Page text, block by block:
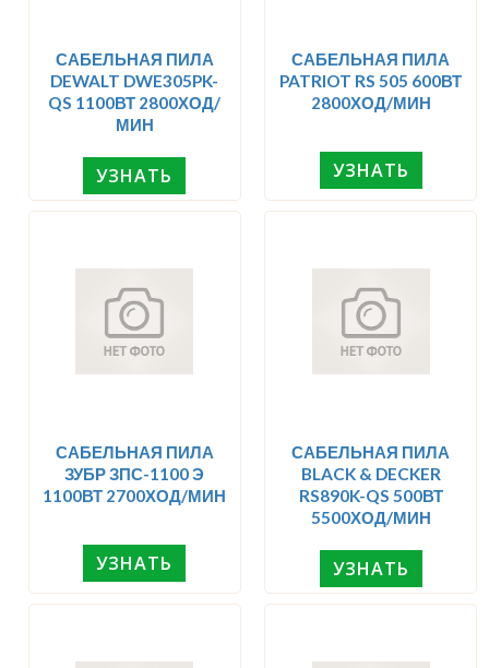
САБЕЛЬНАЯ ПИЛА
DEWALT DWE305PK-
QS 1100ВТ 2800ХОД/
МИН
УЗНАТЬ
САБЕЛЬНАЯ ПИЛА
PATRIOT RS 505 600ВТ
2800ХОД/МИН
УЗНАТЬ
САБЕЛЬНАЯ ПИЛА
ЗУБР ЗПС-1100 Э
1100ВТ 2700ХОД/МИН
УЗНАТЬ
САБЕЛЬНАЯ ПИЛА
BLACK & DECKER
RS890K-QS 500ВТ
5500ХОД/МИН
УЗНАТЬ